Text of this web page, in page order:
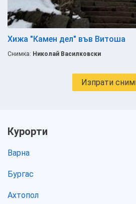
Хижа "Камен дел" във Витоша
Снимка: Николай Василковски
Изпрати
Курорти
Варна
Бургас
Ахтопол